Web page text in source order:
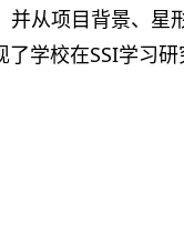
从项目背景、星
学校在SSI学习